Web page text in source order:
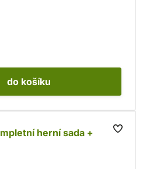
do košíku
herní sada +